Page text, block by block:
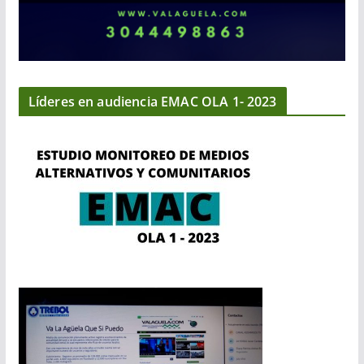
Líderes en audiencia EMAC OLA 1- 2023